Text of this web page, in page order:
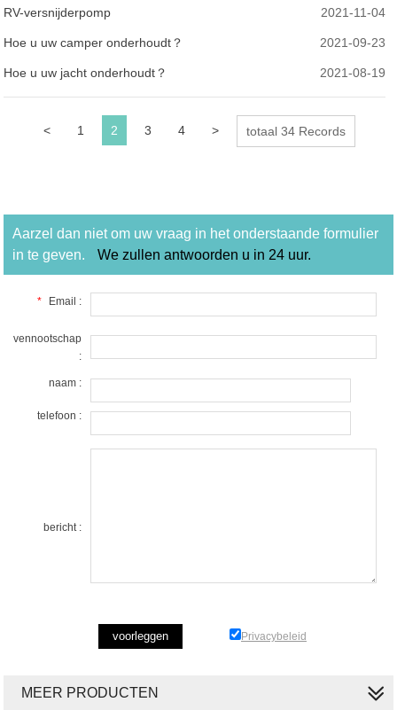
RV-versnijderpomp 2021-11-04
Hoe u uw camper onderhoudt？ 2021-09-23
Hoe u uw jacht onderhoudt？ 2021-08-19
< 1 2 3 4 > totaal 34 Records
Aarzel dan niet om uw vraag in het onderstaande formulier
in te geven.
We zullen antwoorden u in 24 uur.
* Email :
vennootschap
:
naam :
telefoon :
bericht :
Privacybeleid
MEER PRODUCTEN